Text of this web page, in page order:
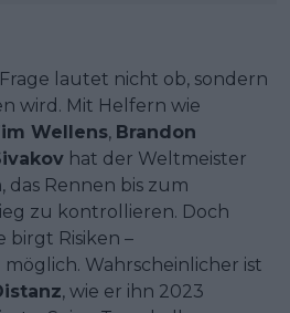
lautet nicht ob, sondern
wird. Mit Helfern wie
Wellens, Brandon
hat der Weltmeister
das Rennen bis zum
zu kontrollieren. Doch
birgt Risiken –
Wahrscheinlicher ist
, wie er ihn 2023